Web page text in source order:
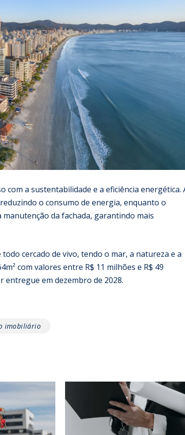
a sustentabilidade e a eficiência energética.
o consumo de energia, enquanto o
da fachada, garantindo mais
cercado de vivo, tendo o mar, a natureza e a
com valores entre R$ 11 milhões e R$ 49
entregue em dezembro de 2028.
imobiliário